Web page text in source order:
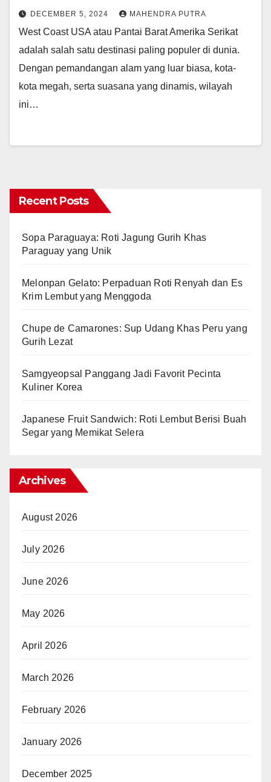
DECEMBER 5, 2024 MAHENDRA PUTRA
West Coast USA atau Pantai Barat Amerika Serikat
adalah salah satu destinasi paling populer di dunia.
Dengan pemandangan alam yang luar biasa, kota-
kota megah, serta suasana yang dinamis, wilayah
ini…
Recent Posts
Sopa Paraguaya: Roti Jagung Gurih Khas
Paraguay yang Unik
Melonpan Gelato: Perpaduan Roti Renyah dan Es
Krim Lembut yang Menggoda
Chupe de Camarones: Sup Udang Khas Peru yang
Gurih Lezat
Samgyeopsal Panggang Jadi Favorit Pecinta
Kuliner Korea
Japanese Fruit Sandwich: Roti Lembut Berisi Buah
Segar yang Memikat Selera
Archives
August 2026
July 2026
June 2026
May 2026
April 2026
March 2026
February 2026
January 2026
December 2025